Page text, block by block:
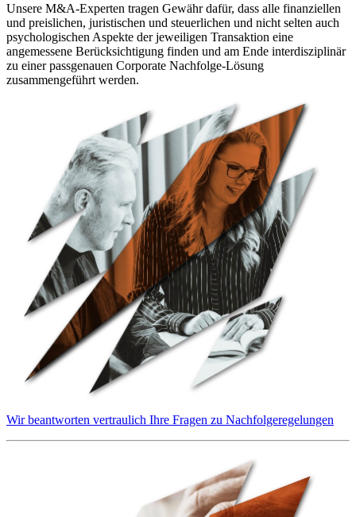
Unsere M&A-Experten tragen Gewähr dafür, dass alle finanziellen
und preislichen, juristischen und steuerlichen und nicht selten auch
psychologischen Aspekte der jeweiligen Transaktion eine
angemessene Berücksichtigung finden und am Ende interdisziplinär
zu einer passgenauen Corporate Nachfolge-Lösung
zusammengeführt werden.
Wir beantworten vertraulich Ihre Fragen zu Nachfolgeregelungen